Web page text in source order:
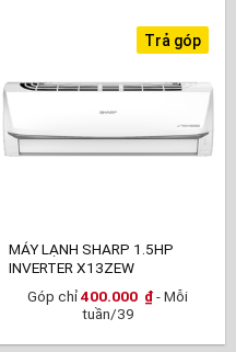
Trả góp
MÁY LẠNH SHARP 1.5HP
INVERTER X13ZEW
Góp chỉ400.000 ₫ - Mỗi
tuần/39